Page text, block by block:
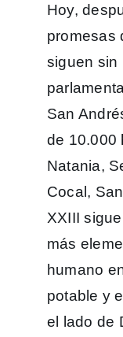
Hoy,
promesas
siguen sin
San
de 10.000
Natania,
Cocal,
XXIII
más
humano
potable y
el lado de